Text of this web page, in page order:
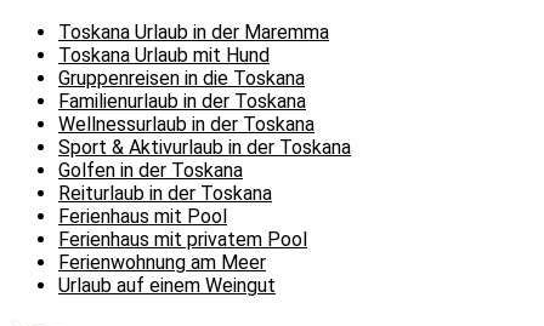
Toskana Urlaub in der Maremma
Toskana Urlaub mit Hund
Gruppenreisen in die Toskana
Familienurlaub in der Toskana
Wellnessurlaub in der Toskana
Sport & Aktivurlaub in der Toskana
Golfen in der Toskana
Reiturlaub in der Toskana
Ferienhaus mit Pool
Ferienhaus mit privatem Pool
Ferienwohnung am Meer
Urlaub auf einem Weingut